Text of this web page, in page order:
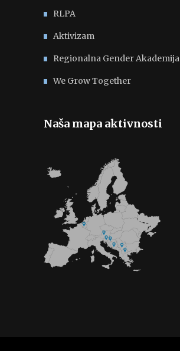
RLPA
Aktivizam
Regionalna Gender Akademija
We Grow Together
Naša mapa aktivnosti